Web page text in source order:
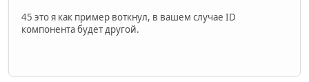
45 это я как пример воткнул, в вашем случае ID
компонента будет другой.